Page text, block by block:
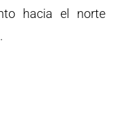
hacia el norte